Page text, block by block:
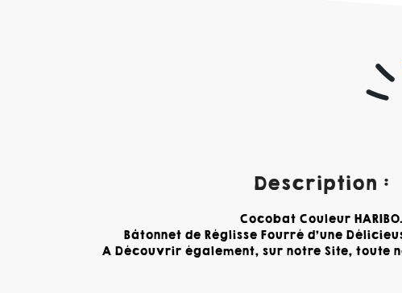
Description :
Cocobat Couleur HARIBO.
Bâtonnet de Réglisse Fourré d'une
A Découvrir également, sur notre Site, toute